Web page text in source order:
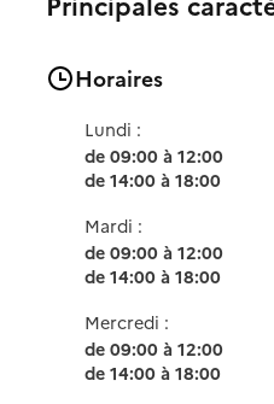
Horaires
Lundi :
de 09:00 à 12:00
de 14:00 à 18:00
Mardi :
de 09:00 à 12:00
de 14:00 à 18:00
Mercredi :
de 09:00 à 12:00
de 14:00 à 18:00